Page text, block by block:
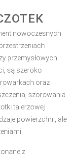
nowoczesnych
przemysłowych.
są szeroko
oraz
szorowania
talerzowej
powierzchni, ale
z